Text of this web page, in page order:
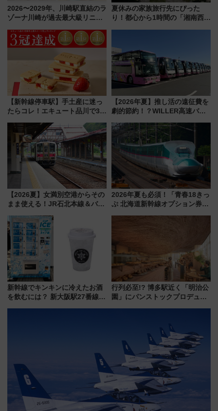
2026〜2029年、川崎駅直結のラ
ゾーナ川崎が過去最大級リニュ
「いつから何が変わるか」徹底
解説！
夏休みの家族旅行先にぴった
り！都心から1時間の「湘南西エ
注目スポット
【新幹線停車駅】手土産に迷っ
たらコレ！エキュート品川で3年
産スイーツとは？
【2026年夏】推し活の遠征費を
劇的節約！？WILLER高速バス
温泉の最強ルート 予約期間・
対象路線まとめ
【2026夏】女満別空港からその
まま使える！JR石北本線＆バス
ーパス」でおトクに道東観光
（8/3発売）
2026年夏も必須！「青春18きっ
ぷ 北海道新幹線オプション券」
新幹線でキンキンに冷えたお酒
を飲むには？ 新大阪駅27番線ホ
行列必至!? 博多駅近く「明治公
園」にパンストックプロデュー